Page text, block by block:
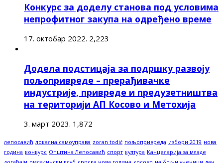
Конкурс за доделу станова под условима
непрофитног закупа на одређено време
17. октобар 2022. 2,223
Додела подстицаја за подршку развоју
пољопривреде – прерађивачке
индустрије, привреде и предузетништва
на територији АП Косово и Метохија
3. март 2023. 1,872
лепосавић локална самоуправа zoran todić пољопривреда избори 2019 нова
година конкурс Општина Лепосавић спорт култура Канцеларија за младе